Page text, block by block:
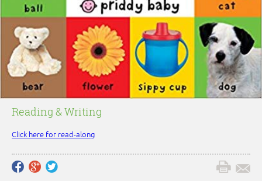
Reading & Writing
Click here for read-along